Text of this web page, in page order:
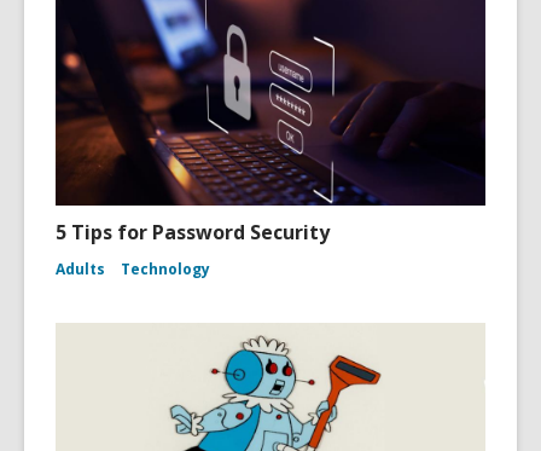
5 Tips for Password Security
Adults Technology